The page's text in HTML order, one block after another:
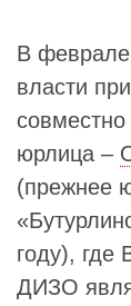
В феврале
власти
совместно
юрлица –
(прежнее
году), где
ДИЗО